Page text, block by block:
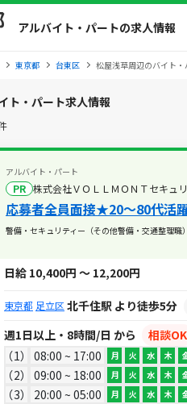
アルバイト・パートの求人情報
東京都 台東区 松屋浅草周辺のバイト・
ト・パート求人情報
アルバイト・パート
PR 株式会社ＶＯＬＬＭＯＮＴセキュ
応募者全員面接★20～80代活
警備・セキュリティー（その他警備・交通整理職）
日給 10,400円 ～ 12,200円
東京都 足立区 北千住駅 より徒歩5分
週1日以上・8時間/日 から
相談OK
1
08:00 ~ 17:00 月 火 水 木
2 09:00 ~ 18:00 月 火 水 木
3 20:00 ~ 05:00 月 火 水 木